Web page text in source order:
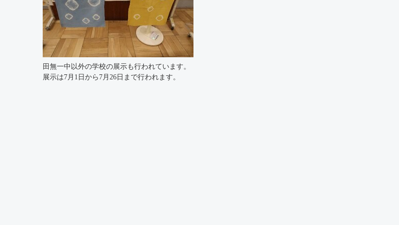
田無一中以外の学校の展示も行われています。
展示は7月1日から7月26日まで行われます。